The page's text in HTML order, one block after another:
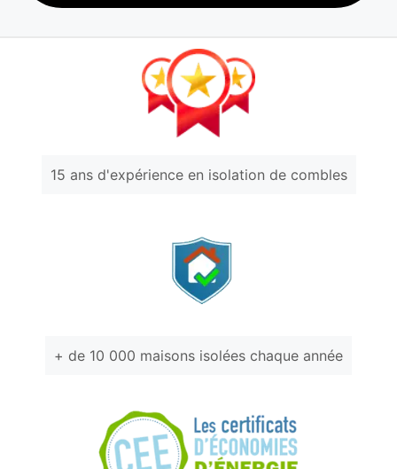
15 ans d'expérience en isolation de combles
+ de 10 000 maisons isolées chaque année